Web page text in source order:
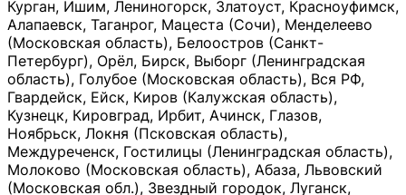
Курган, Ишим, Лениногорск, Златоуст, Красноуфимск,
Алапаевск, Таганрог, Мацеста (Сочи), Менделеево
(Московская область), Белоостров (Санкт-
Петербург), Орёл, Бирск, Выборг (Ленинградская
область), Голубое (Московская область), Вся РФ,
Гвардейск, Ейск, Киров (Калужская область),
Кузнецк, Кировград, Ирбит, Ачинск, Глазов,
Ноябрьск, Локня (Псковская область),
Междуреченск, Гостилицы (Ленинградская область),
Молоково (Московская область), Абаза, Львовский
(Московская обл.), Звездный городок, Луганск,